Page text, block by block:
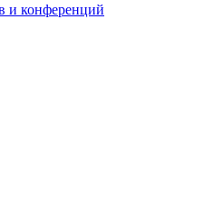
и конференций